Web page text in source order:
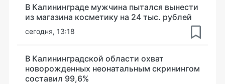
В Калининграде мужчина пытался вынести
из магазина косметику на 24 тыс. рублей
сегодня, 13:18
В Калининградской области охват
новорожденных неонатальным скринингом
составил 99,6%